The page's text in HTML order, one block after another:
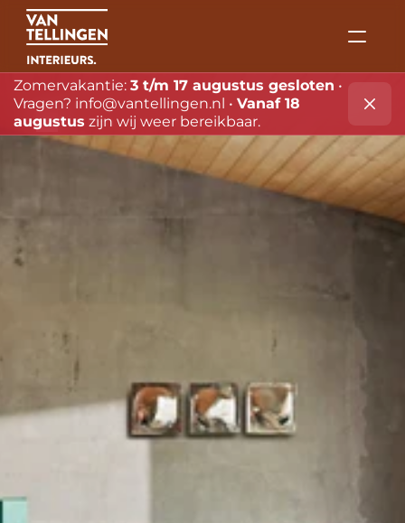
Zomervakantie: 3 t/m 17 augustus gesloten •
Vragen? info@vantellingen.nl • Vanaf 18
augustus zijn wij weer bereikbaar.
Merken